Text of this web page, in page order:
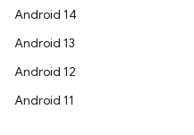
Android 14
Android 13
Android 12
Android 11